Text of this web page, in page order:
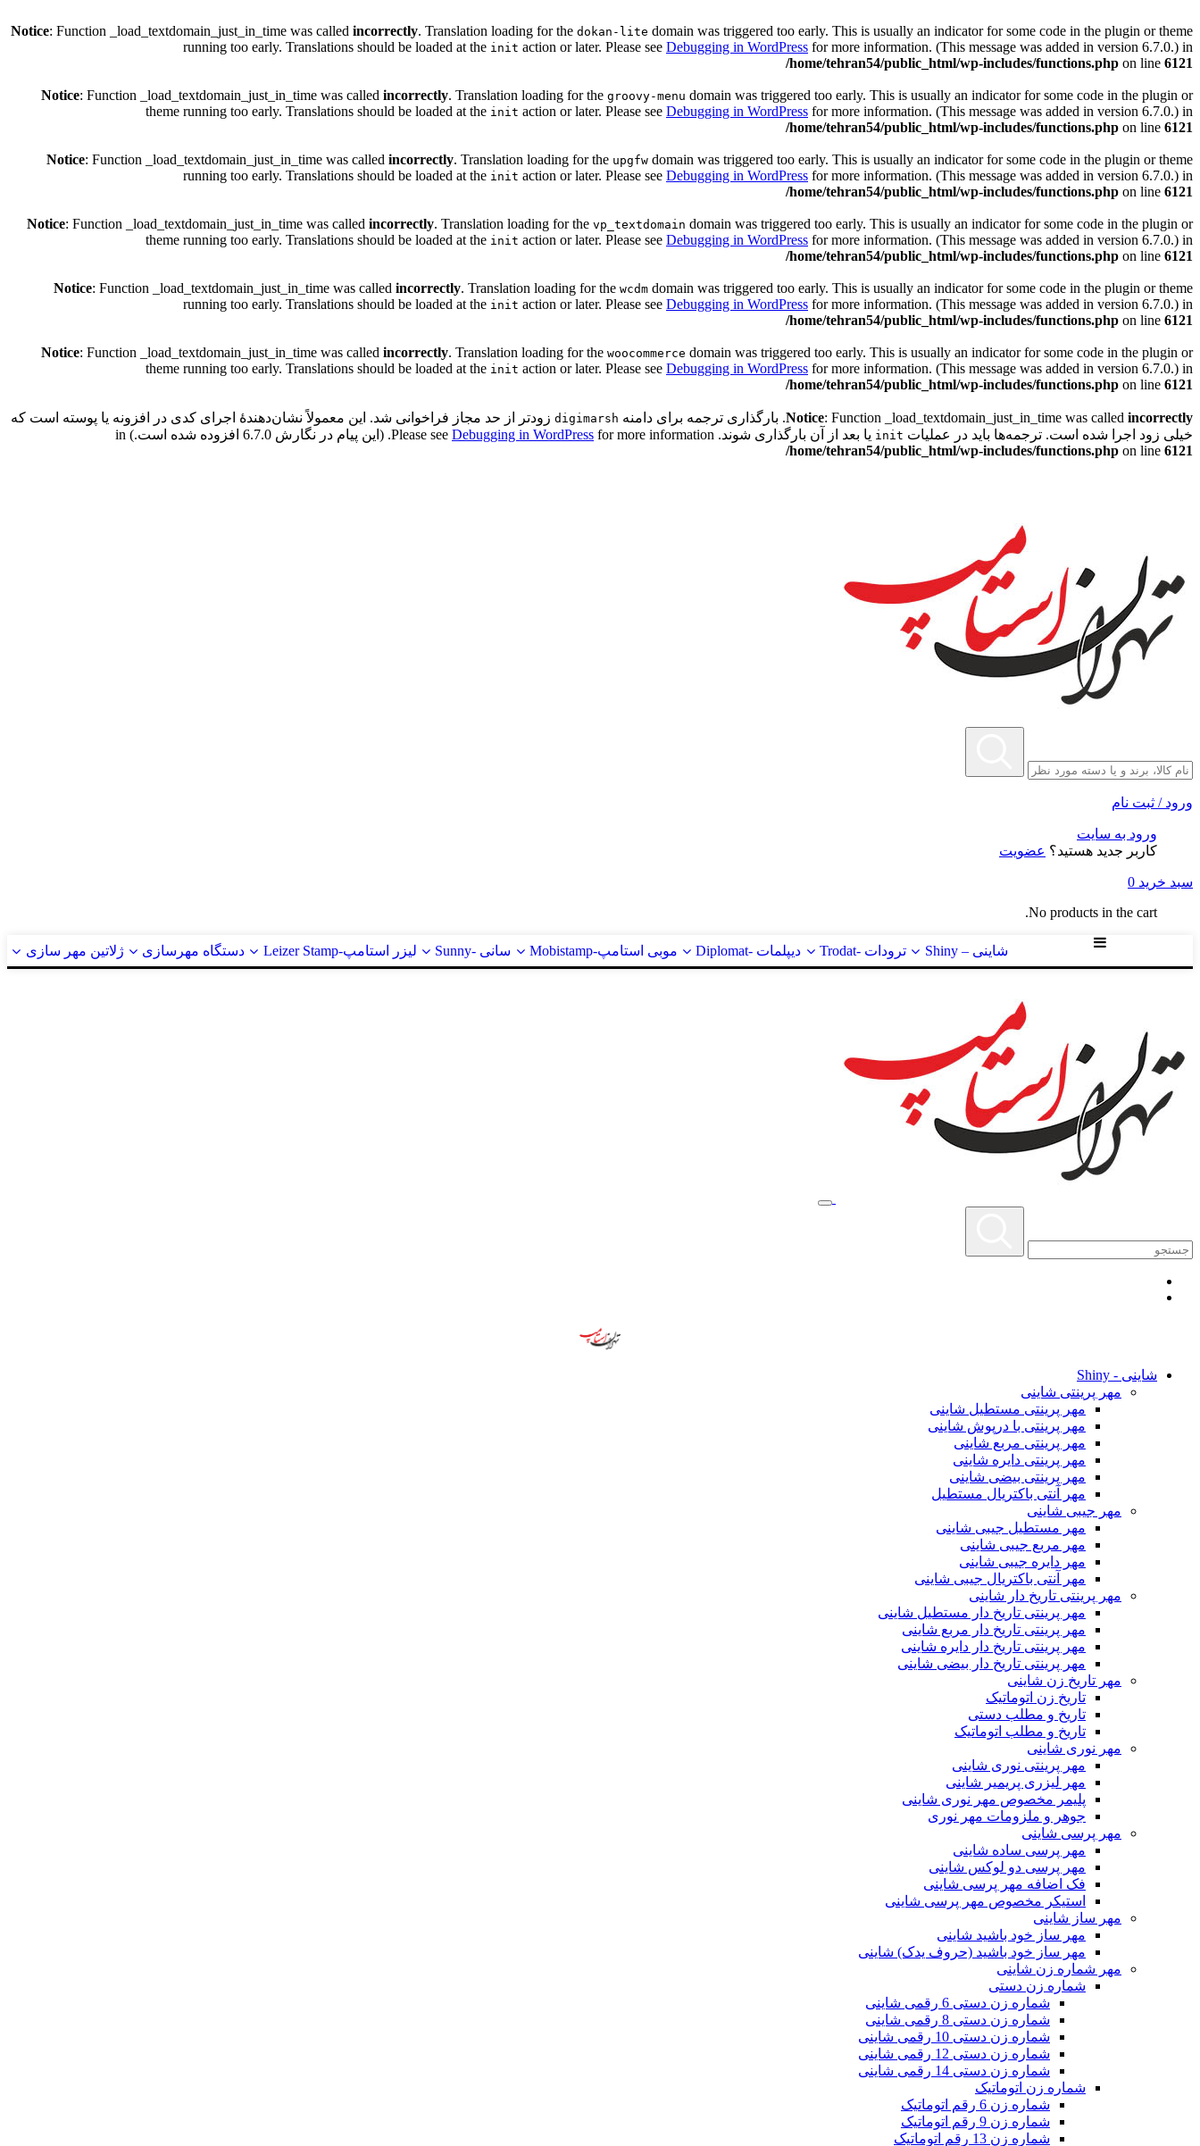
Notice: Function _load_textdomain_just_in_time was called incorrectly. Translation loading for the dokan-lite domain was triggered too early. This is usually an indicator for some code in the plugin or theme
running too early. Translations should be loaded at the init action or later. Please see Debugging in WordPress for more information. (This message was added in version 6.7.0.) in
/home/tehran54/public_html/wp-includes/functions.php on line 6121
Notice: Function _load_textdomain_just_in_time was called incorrectly. Translation loading for the groovy-menu domain was triggered too early. This is usually an indicator for some code in the plugin or
theme running too early. Translations should be loaded at the init action or later. Please see Debugging in WordPress for more information. (This message was added in version 6.7.0.) in
/home/tehran54/public_html/wp-includes/functions.php on line 6121
Notice: Function _load_textdomain_just_in_time was called incorrectly. Translation loading for the upgfw domain was triggered too early. This is usually an indicator for some code in the plugin or theme
running too early. Translations should be loaded at the init action or later. Please see Debugging in WordPress for more information. (This message was added in version 6.7.0.) in
/home/tehran54/public_html/wp-includes/functions.php on line 6121
Notice: Function _load_textdomain_just_in_time was called incorrectly. Translation loading for the vp_textdomain domain was triggered too early. This is usually an indicator for some code in the plugin or
theme running too early. Translations should be loaded at the init action or later. Please see Debugging in WordPress for more information. (This message was added in version 6.7.0.) in
/home/tehran54/public_html/wp-includes/functions.php on line 6121
Notice: Function _load_textdomain_just_in_time was called incorrectly. Translation loading for the wcdm domain was triggered too early. This is usually an indicator for some code in the plugin or theme
running too early. Translations should be loaded at the init action or later. Please see Debugging in WordPress for more information. (This message was added in version 6.7.0.) in
/home/tehran54/public_html/wp-includes/functions.php on line 6121
Notice: Function _load_textdomain_just_in_time was called incorrectly. Translation loading for the woocommerce domain was triggered too early. This is usually an indicator for some code in the plugin or
theme running too early. Translations should be loaded at the init action or later. Please see Debugging in WordPress for more information. (This message was added in version 6.7.0.) in
/home/tehran54/public_html/wp-includes/functions.php on line 6121
Notice: Function _load_textdomain_just_in_time was called incorrectly . بارگذاری ترجمه برای دامنه digimarsh زودتر از حد مجاز فراخوانی شد. این معمولاً نشان‌دهندهٔ اجرای کدی در افزونه یا پوسته است که
خیلی زود اجرا شده است. ترجمه‌ها باید در عملیات init یا بعد از آن بارگذاری شوند. Please see Debugging in WordPress for more information. (این پیام در نگارش 6.7.0 افزوده شده است.) in
/home/tehran54/public_html/wp-includes/functions.php on line 6121
ورود / ثبت نام
ورود به سایت
کاربر جدید هستید؟ عضویت
سبد خرید 0
No products in the cart.
شاینی – Shiny ترودات -Trodat دیپلمات -Diplomat موبی استامپ-Mobistamp سانی -Sunny لیزر استامپ-Leizer Stamp دستگاه مهرسازی ژلاتین مهر سازی
شاینی - Shiny
مهر پرینتی شاینی
مهر پرینتی مستطیل شاینی
مهر پرینتی با درپوش شاینی
مهر پرینتی مربع شاینی
مهر پرینتی دایره شاینی
مهر پرینتی بیضی شاینی
مهر آنتی باکتریال مستطیل
مهر جیبی شاینی
مهر مستطیل جیبی شاینی
مهر مربع جیبی شاینی
مهر دایره جیبی شاینی
مهر آنتی باکتریال جیبی شاینی
مهر پرینتی تاریخ دار شاینی
مهر پرینتی تاریخ دار مستطیل شاینی
مهر پرینتی تاریخ دار مربع شاینی
مهر پرینتی تاریخ دار دایره شاینی
مهر پرینتی تاریخ دار بیضی شاینی
مهر تاریخ زن شاینی
تاریخ زن اتوماتیک
تاریخ و مطلب دستی
تاریخ و مطلب اتوماتیک
مهر نوری شاینی
مهر پرینتی نوری شاینی
مهر لیزری پریمیر شاینی
پلیمر مخصوص مهر نوری شاینی
جوهر و ملزومات مهر نوری
مهر پرسی شاینی
مهر پرسی ساده شاینی
مهر پرسی دو لوکس شاینی
فک اضافه مهر پرسی شاینی
استیکر مخصوص مهر پرسی شاینی
مهر ساز شاینی
مهر ساز خود باشید شاینی
مهر ساز خود باشید (حروف یدک) شاینی
مهر شماره زن شاینی
شماره زن دستی
شماره زن دستی 6 رقمی شاینی
شماره زن دستی 8 رقمی شاینی
شماره زن دستی 10 رقمی شاینی
شماره زن دستی 12 رقمی شاینی
شماره زن دستی 14 رقمی شاینی
شماره زن اتوماتیک
شماره زن 6 رقم اتوماتیک
شماره زن 9 رقم اتوماتیک
شماره زن 13 رقم اتوماتیک